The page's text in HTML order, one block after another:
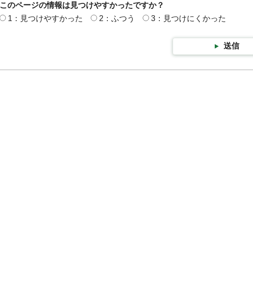
このページの情報は見つけやすかったですか？
1：見つけやすかった
2：ふつう 3：見つけにくかった
送信